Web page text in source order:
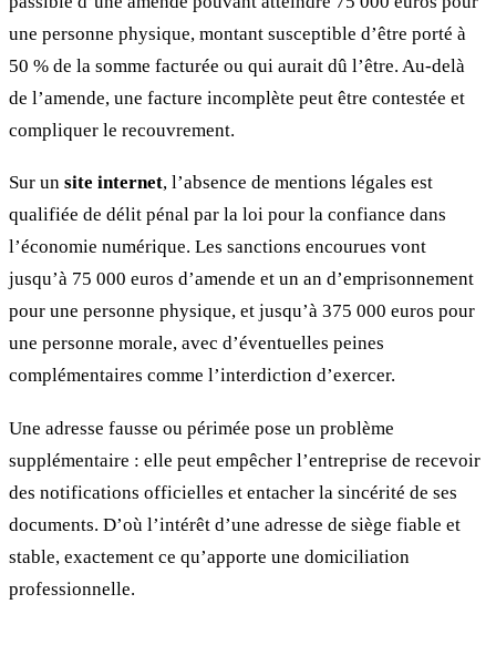
une personne physique, montant susceptible d’être porté à
50 % de la somme facturée ou qui aurait dû l’être. Au-delà
de l’amende, une facture incomplète peut être contestée et
compliquer le recouvrement.
Sur un site internet, l’absence de mentions légales est
qualifiée de délit pénal par la loi pour la confiance dans
l’économie numérique. Les sanctions encourues vont
jusqu’à 75 000 euros d’amende et un an d’emprisonnement
pour une personne physique, et jusqu’à 375 000 euros pour
une personne morale, avec d’éventuelles peines
complémentaires comme l’interdiction d’exercer.
Une adresse fausse ou périmée pose un problème
supplémentaire : elle peut empêcher l’entreprise de recevoir
des notifications officielles et entacher la sincérité de ses
documents. D’où l’intérêt d’une adresse de siège fiable et
stable, exactement ce qu’apporte une domiciliation
professionnelle.